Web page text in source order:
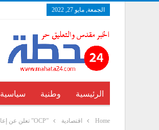
الجمعة, مايو 27, 2022
الرئيسية وطنية سياسية
Home اقتصادية ”OCP” تعلن عن إعادة تأهيل المناجم بمناسبة كوب22